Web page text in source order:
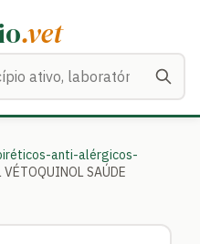
.vet
anti-alérgicos-
SAÚDE